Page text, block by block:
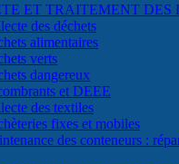
ET TRAITEMENT DES
des déchets
alimentaires
verts
dangereux
et DEEE
des textiles
fixes et mobiles
des conteneurs :